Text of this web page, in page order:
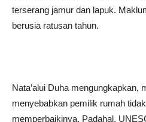
terserang jamur dan lapuk.
berusia ratusan tahun.
Nata’alui Duha mengungkapkan,
menyebabkan pemilik rumah
memperbaikinya. Padahal,